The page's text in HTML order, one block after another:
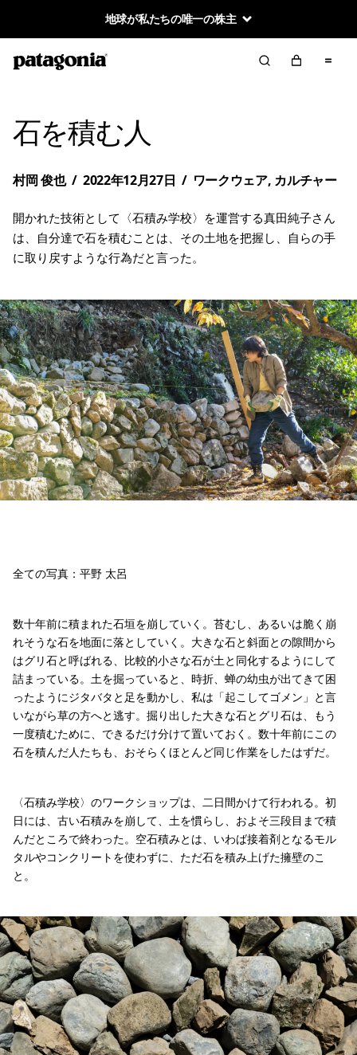
地球が私たちの唯一の株主
石を積む人
村岡 俊也 / 2022年12月27日 / ワークウェア, カルチャー
開かれた技術として〈石積み学校〉を運営する真田純子さん
は、自分達で石を積むことは、その土地を把握し、自らの手
に取り戻すような行為だと言った。
全ての写真：平野 太呂
数十年前に積まれた石垣を崩していく。苔むし、あるいは脆く崩
れそうな石を地面に落としていく。大きな石と斜面との隙間から
はグリ石と呼ばれる、比較的小さな石が土と同化するようにして
詰まっている。土を掘っていると、時折、蝉の幼虫が出てきて困
ったようにジタバタと足を動かし、私は「起こしてゴメン」と言
いながら草の方へと逃す。掘り出した大きな石とグリ石は、もう
一度積むために、できるだけ分けて置いておく。数十年前にこの
石を積んだ人たちも、おそらくほとんど同じ作業をしたはずだ。
〈石積み学校〉のワークショップは、二日間かけて行われる。初
日には、古い石積みを崩して、土を慣らし、およそ三段目まで積
んだところで終わった。空石積みとは、いわば接着剤となるモル
タルやコンクリートを使わずに、ただ石を積み上げた擁壁のこ
と。